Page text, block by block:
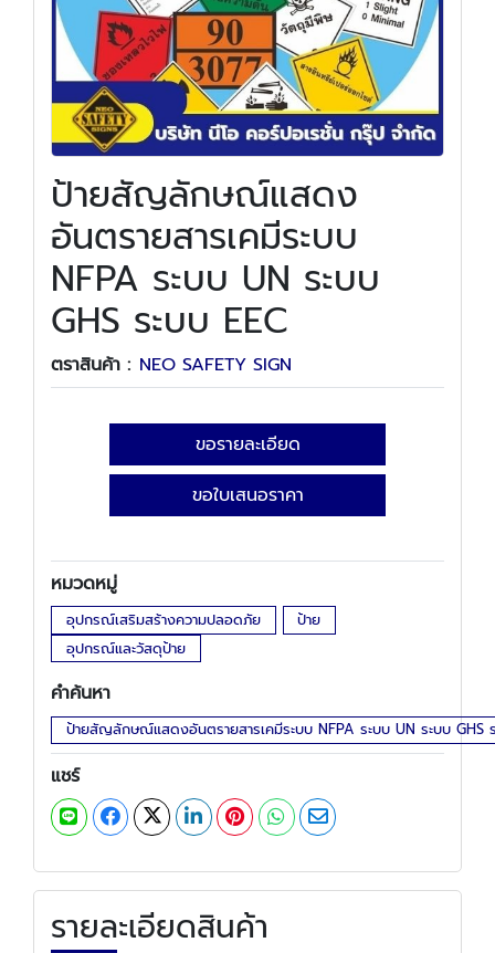
ป้ายสัญลักษณ์แสดง
อันตรายสารเคมีระบบ
NFPA ระบบ UN ระบบ
GHS ระบบ EEC
ตราสินค้า : NEO SAFETY SIGN
ขอรายละเอียด
ขอใบเสนอราคา
หมวดหมู่
อุปกรณ์เสริมสร้างความปลอดภัย
ป้าย
อุปกรณ์และวัสดุป้าย
คำค้นหา
ป้ายสัญลักษณ์แสดงอันตรายสารเคมีระบบ NFPA ระบบ UN ระบบ GHS
แชร์
รายละเอียดสินค้า